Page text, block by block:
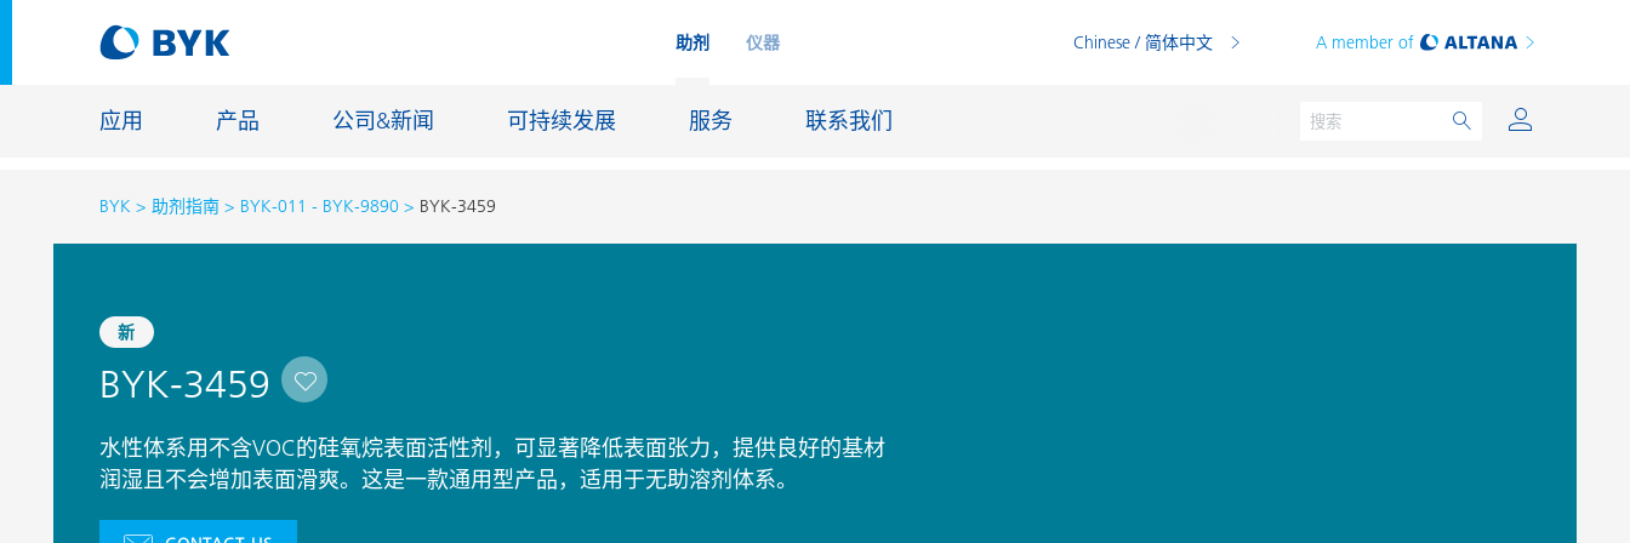
助剂 仪器 Chinese / 简体中文 A member of
应用 产品 公司&新闻 可持续发展 服务 联系我们
按应用推荐产品
胶粘剂和密封胶
建筑涂料
汽车原厂漆
汽车修补漆
罐头涂料
地坪涂料
铸造和耐火材料
船舶和防腐涂料
BYK 助剂指南 BYK-011 - BYK-9890 BYK-3459
新
BYK-3459
水性体系用不含VOC的硅氧烷表面活性剂，可显著降低表面张力，提供良好的基材
润湿且不会增加表面滑爽。这是一款通用型产品，适用于无助溶剂体系。